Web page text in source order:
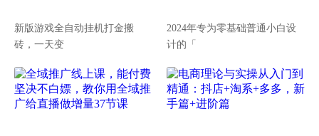
新版游戏全自动挂机打金搬
砖，一天变
2024年专为零基础普通小白设
计的「